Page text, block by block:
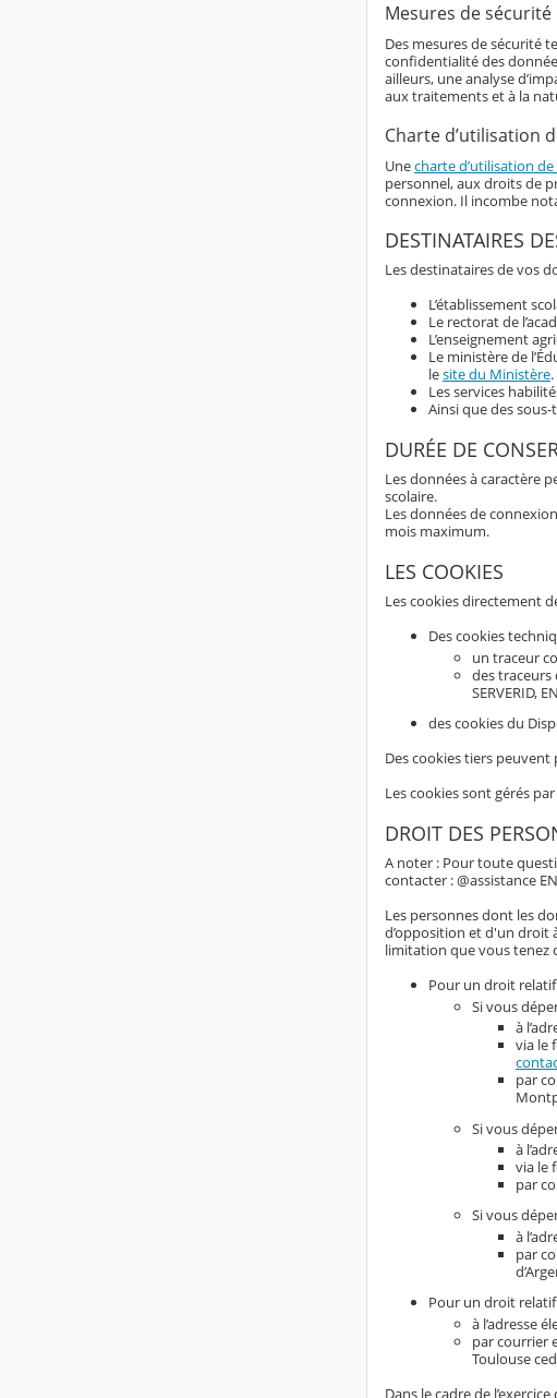
Mesures de sécurité
Des mesures de sécurité
confidentialité des
ailleurs, une analyse
aux traitements et à la
Charte d’utilisation
Unecharte d’utilisation de
personnel, aux droits de
connexion. Il incombe
DESTINATAIRES
Les destinataires de vos
L’établissement
Le rectorat de
L’enseignement
Le ministère de
lesite du Ministère.
Les services
Ainsi que des
DURÉE DE
Les données à caractère
scolaire.
Les données de
mois maximum.
LES COOKIES
Les cookies directement
Des cookies
un traceur
des traceurs
SERVERID,
des cookies du
Des cookies tiers
Les cookies sont gérés
DROIT DES
A noter : Pour toute
contacter : @assistance
Les personnes dont les
d’opposition et d'un droit
limitation que vous tenez
Pour un droit
Si vous
à
via le
par
Si vous
à
via le
par
Si vous
à
par
Pour un droit
à l’adresse
par courrier
Toulouse
Dans le cadre de